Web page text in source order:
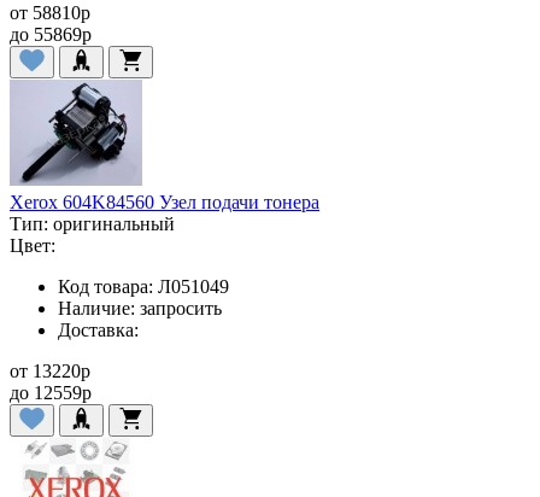
от 58810p
до 55869p
Xerox 604K84560 Узел подачи тонера
Тип: оригинальный
Цвет:
Код товара: Л051049
Наличие: запросить
Доставка:
от 13220p
до 12559p